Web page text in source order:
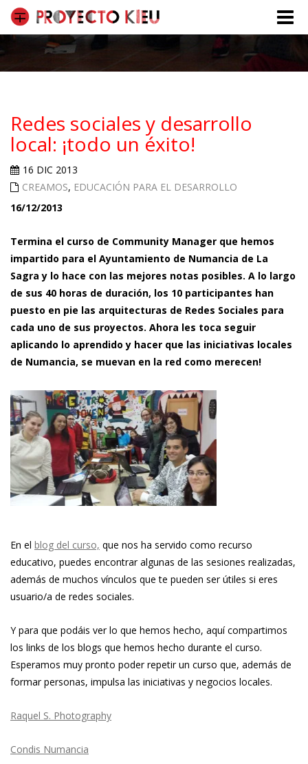
Toggle
Redes sociales y desarrollo
local: ¡todo un éxito!
16 DIC 2013
CREAMOS, EDUCACIÓN PARA EL DESARROLLO
16/12/2013
Termina el curso de Community Manager que hemos
impartido para el Ayuntamiento de Numancia de La
Sagra y lo hace con las mejores notas posibles. A lo largo
de sus 40 horas de duración, los 10 participantes han
puesto en pie las arquitecturas de Redes Sociales para
cada uno de sus proyectos. Ahora les toca seguir
aplicando lo aprendido y hacer que las iniciativas locales
de Numancia, se muevan en la red como merecen!
En el blog del curso, que nos ha servido como recurso
educativo, puedes encontrar algunas de las sesiones realizadas,
además de muchos vínculos que te pueden ser útiles si eres
usuario/a de redes sociales.
Y para que podáis ver lo que hemos hecho, aquí compartimos
los links de los blogs que hemos hecho durante el curso.
Esperamos muy pronto poder repetir un curso que, además de
formar personas, impulsa las iniciativas y negocios locales.
Raquel S. Photography
Condis Numancia